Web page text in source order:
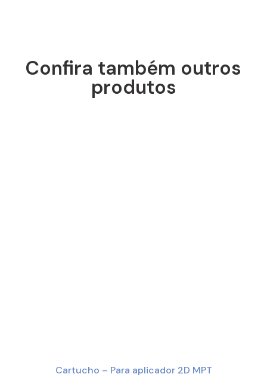
Confira também outros
produtos
Cartucho – Para aplicador 2D MPT